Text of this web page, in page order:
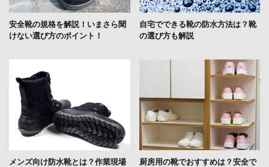
安全靴の規格を解説！いまさら聞
けない選び方のポイント！
自宅でできる靴の防水方法は？靴
の選び方も解説
メンズ向け防水靴とは？作業現場
厨房用の靴でおすすめは？安全で